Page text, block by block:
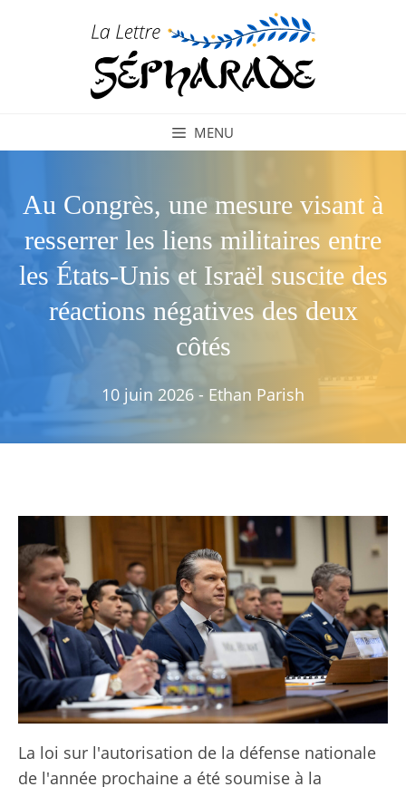
MENU
Au Congrès, une mesure visant à
resserrer les liens militaires entre
les États-Unis et Israël suscite des
réactions négatives des deux
côtés
10 juin 2026 - Ethan Parish
La loi sur l'autorisation de la défense nationale
de l'année prochaine a été soumise à la